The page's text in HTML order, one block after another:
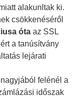
alakunltak ki.
csökkenéséről
óta az SSL
a tanúsítvány
lejárati
felénél a
időszak